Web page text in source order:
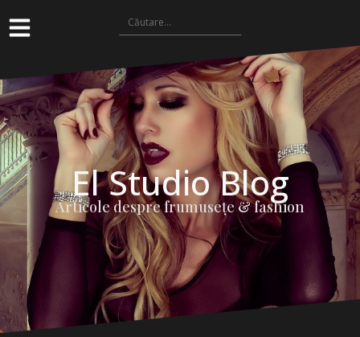
El Studio Blog
Articole despre frumuseţe & fashion